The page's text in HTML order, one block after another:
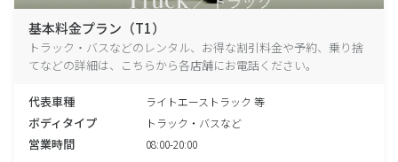
基本料金プラン（T1）
トラック・バスなどのレンタル、お得な割引料金や予約、乗り捨
てなどの詳細は、こちらから各店舗にお電話ください。
代表車種 ライトエーストラック 等
ボディタイプ トラック・バスなど
営業時間 08:00-20:00